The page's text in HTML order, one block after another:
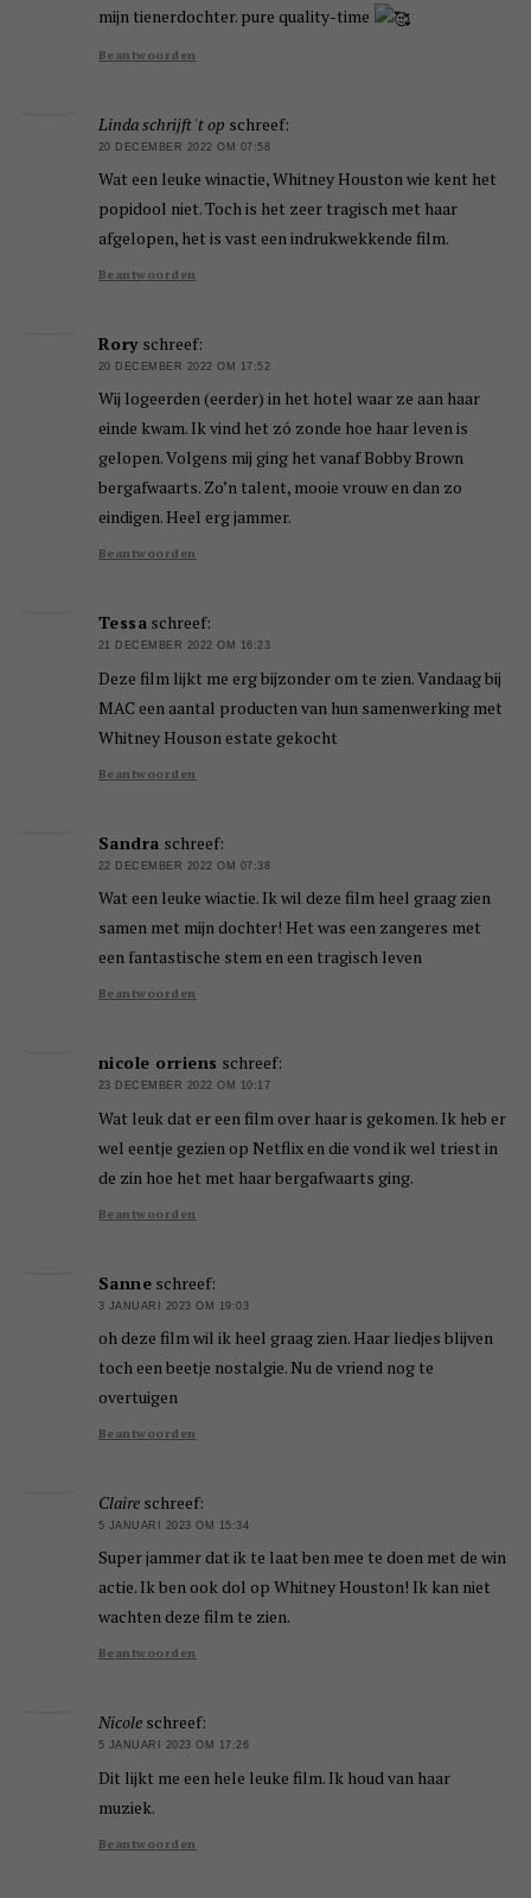
mijn tienerdochter. pure quality-time
Beantwoorden
Linda schrijft 't op schreef:
20 DECEMBER 2022 OM 07:58
Wat een leuke winactie, Whitney Houston wie kent het
popidool niet. Toch is het zeer tragisch met haar
afgelopen, het is vast een indrukwekkende film.
Beantwoorden
Rory schreef:
20 DECEMBER 2022 OM 17:52
Wij logeerden (eerder) in het hotel waar ze aan haar
einde kwam. Ik vind het zó zonde hoe haar leven is
gelopen. Volgens mij ging het vanaf Bobby Brown
bergafwaarts. Zo’n talent, mooie vrouw en dan zo
eindigen. Heel erg jammer.
Beantwoorden
Tessa schreef:
21 DECEMBER 2022 OM 16:23
Deze film lijkt me erg bijzonder om te zien. Vandaag bij
MAC een aantal producten van hun samenwerking met
Whitney Houson estate gekocht
Beantwoorden
Sandra schreef:
22 DECEMBER 2022 OM 07:38
Wat een leuke wiactie. Ik wil deze film heel graag zien
samen met mijn dochter! Het was een zangeres met
een fantastische stem en een tragisch leven
Beantwoorden
nicole orriens schreef:
23 DECEMBER 2022 OM 10:17
Wat leuk dat er een film over haar is gekomen. Ik heb er
wel eentje gezien op Netflix en die vond ik wel triest in
de zin hoe het met haar bergafwaarts ging.
Beantwoorden
Sanne schreef:
3 JANUARI 2023 OM 19:03
oh deze film wil ik heel graag zien. Haar liedjes blijven
toch een beetje nostalgie. Nu de vriend nog te
overtuigen
Beantwoorden
Claire schreef:
5 JANUARI 2023 OM 15:34
Super jammer dat ik te laat ben mee te doen met de win
actie. Ik ben ook dol op Whitney Houston! Ik kan niet
wachten deze film te zien.
Beantwoorden
Nicole schreef:
5 JANUARI 2023 OM 17:26
Dit lijkt me een hele leuke film. Ik houd van haar
muziek.
Beantwoorden